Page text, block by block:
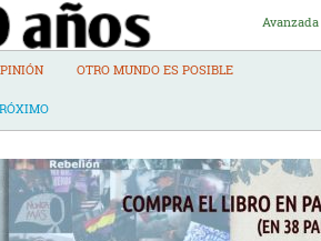
Avanzada
OTRO MUNDO ES POSIBLE